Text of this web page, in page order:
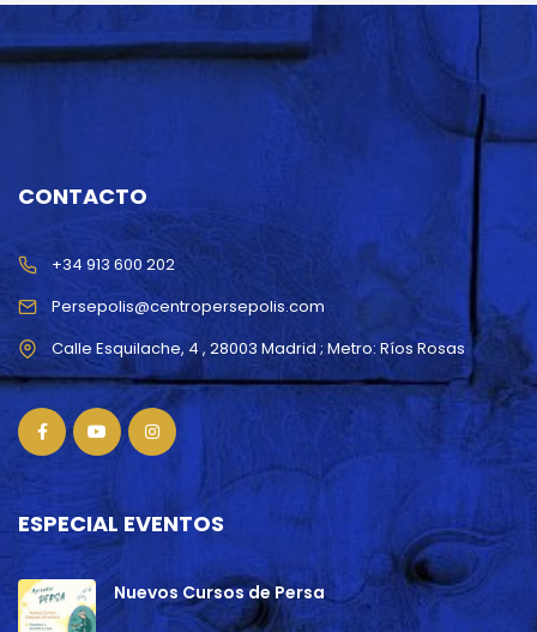
CONTACTO
Persepolis@centropersepolis.com
+34 913 600 202
ESPECIAL EVENTOS
Nuevos Cursos de Persa